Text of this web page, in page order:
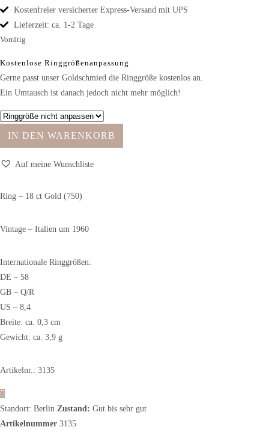
Kostenfreier versicherter Express-Versand mit UPS
Lieferzeit: ca. 1-2 Tage
Vorrätig
Kostenlose Ringgrößenanpassung
Gerne passt unser Goldschmied die Ringgröße kostenlos an.
Ein Umtausch ist danach jedoch nicht mehr möglich!
IN DEN WARENKORB
Auf meine Wunschliste
Ring – 18 ct Gold (750)
Vintage – Italien um 1960
Internationale Ringgrößen:
DE – 58
GB – Q/R
US – 8,4
Breite: ca. 0,3 cm
Gewicht: ca. 3,9 g
Artikelnr.: 3135
Standort: Berlin Zustand: Gut bis sehr gut
Artikelnummer 3135